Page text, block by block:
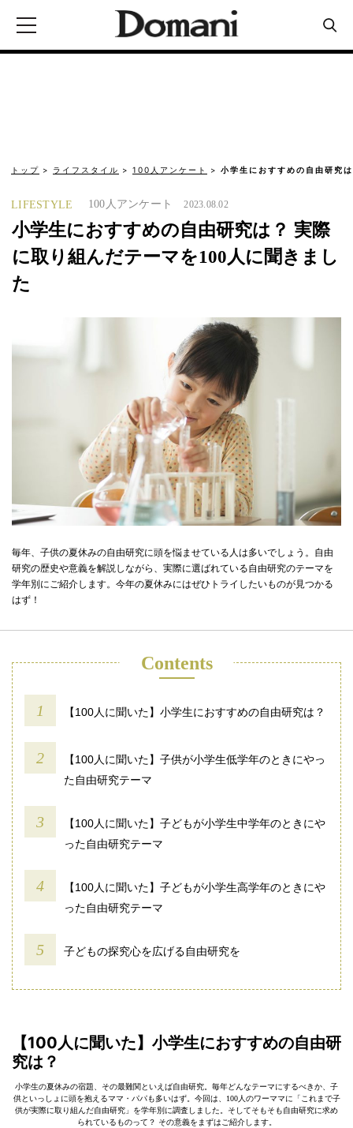
トップ ライフスタイル 100人アンケート 小学生におすすめの自由研究
LIFESTYLE 100人アンケート 2023.08.02
小学生におすすめの自由研究は？ 実際
に取り組んだテーマを100人に聞きまし
た
毎年、子供の夏休みの自由研究に頭を悩ませている人は多いでしょう。自由
研究の歴史や意義を解説しながら、実際に選ばれている自由研究のテーマを
学年別にご紹介します。今年の夏休みにはぜひトライしたいものが見つかる
はず！
Contents
【100人に聞いた】小学生におすすめの自由研究は？
【100人に聞いた】子供が小学生低学年のときにやっ
た自由研究テーマ
【100人に聞いた】子どもが小学生中学年のときにや
った自由研究テーマ
【100人に聞いた】子どもが小学生高学年のときにや
った自由研究テーマ
子どもの探究心を広げる自由研究を
【100人に聞いた】小学生におすすめの自由研
究は？
小学生の夏休みの宿題、その最難関といえば自由研究。毎年どんなテーマにするべきか、子
供といっしょに頭を抱えるママ・パパも多いはず。今回は、100人のワーママに「これまで子
供が実際に取り組んだ自由研究」を学年別に調査しました。そしてそもそも自由研究に求め
られているものって？ その意義をまずはご紹介します。